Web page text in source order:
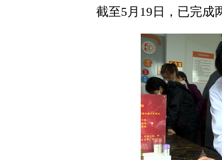
截至5月19日，已完成